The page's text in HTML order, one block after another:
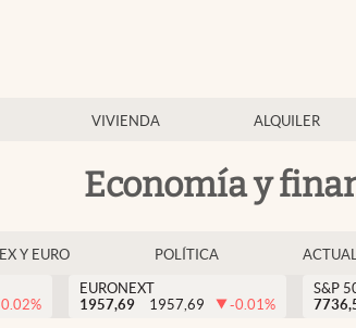
VIVIENDA ALQUILER
Economía y
Y EURO POLÍTICA
%
EURONEXT
1957,69
1957,69 -0.01%
S&P